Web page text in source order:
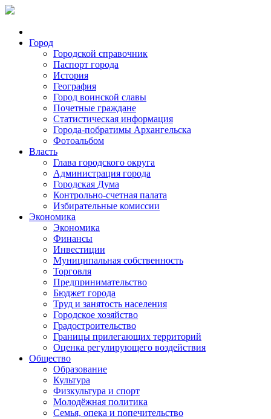
Город
Городской справочник
Паспорт города
История
География
Город воинской славы
Почетные граждане
Статистическая информация
Города-побратимы Архангельска
Фотоальбом
Власть
Глава городского округа
Администрация города
Городская Дума
Контрольно-счетная палата
Избирательные комиссии
Экономика
Экономика
Финансы
Инвестиции
Муниципальная собственность
Торговля
Предпринимательство
Бюджет города
Труд и занятость населения
Городское хозяйство
Градостроительство
Границы прилегающих территорий
Оценка регулирующего воздействия
Общество
Образование
Культура
Физкультура и спорт
Молодёжная политика
Семья, опека и попечительство